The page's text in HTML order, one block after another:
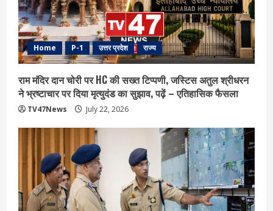
Home P-1 उत्तर प्रदेश राज्य
राम मंदिर दान चोरी पर HC की सख्त टिप्पणी, जस्टिस अतुल श्रीधरन
ने भ्रष्टाचार पर द‍िया मृत्युदंड का सुझाव, पढ़ें – एत‍िहास‍िक फैसला
TV47News July 22, 2026